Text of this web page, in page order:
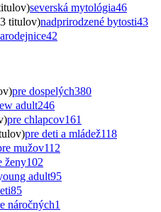
severská mytológia46
titulov)nadprirodzené bytosti43
42
pre dospelých380
adult246
pre chlapcov161
pre deti a mládež118
mužov112
ženy102
adult95
85
náročných1